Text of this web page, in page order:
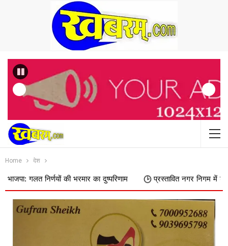
Previous
Home देश
की भरमार का दुष्परिणाम प्रस्तावित नगर निगम में शामिल किए जाने